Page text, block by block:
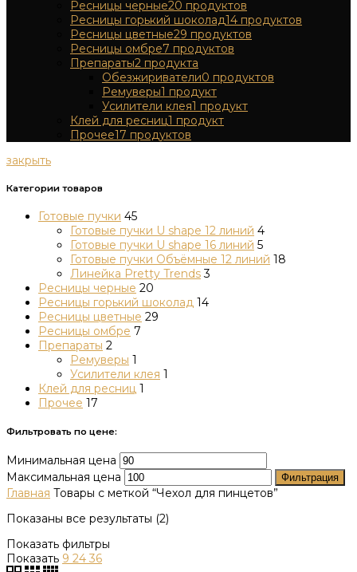
Ресницы черные20 продуктов
Ресницы горький шоколад14 продуктов
Ресницы цветные29 продуктов
Ресницы омбре7 продуктов
Препараты2 продукта
Обезжириватели0 продуктов
Ремуверы1 продукт
Усилители клея1 продукт
Клей для ресниц1 продукт
Прочее17 продуктов
закрыть
Категории товаров
Готовые пучки 45
Готовые пучки U shape 12 линий 4
Готовые пучки U shape 16 линий 5
Готовые пучки Объёмные 12 линий 18
Линейка Pretty Trends 3
Ресницы черные 20
Ресницы горький шоколад 14
Ресницы цветные 29
Ресницы омбре 7
Препараты 2
Ремуверы 1
Усилители клея 1
Клей для ресниц 1
Прочее 17
Фильтровать по цене:
Минимальная цена
Максимальная цена
Фильтрация
Главная Товары с меткой “Чехол для пинцетов”
Показаны все результаты (2)
Показать фильтры
Показать 9 24 36